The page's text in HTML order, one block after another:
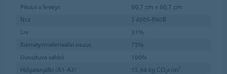
Pituus x leveys
60,7 cm x 60,7 cm
Ncs
S 4005-R80B
Lrv
31%
Kierrätysmateriaalin osuus
75%
Uusiutuva sähkö
100%
Hiilijalanjälki (A1-A3)
15,64 kg CO₂e/m²